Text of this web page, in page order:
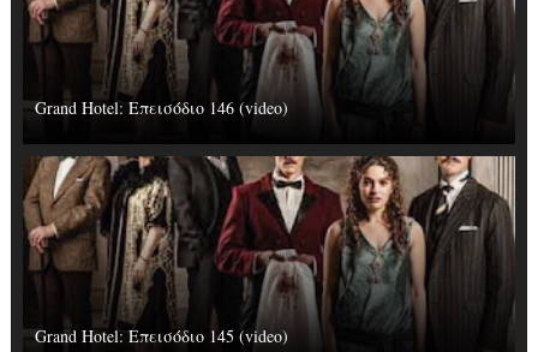
Grand Hotel: Επεισόδιο 146 (video)
Grand Hotel: Επεισόδιο 145 (video)